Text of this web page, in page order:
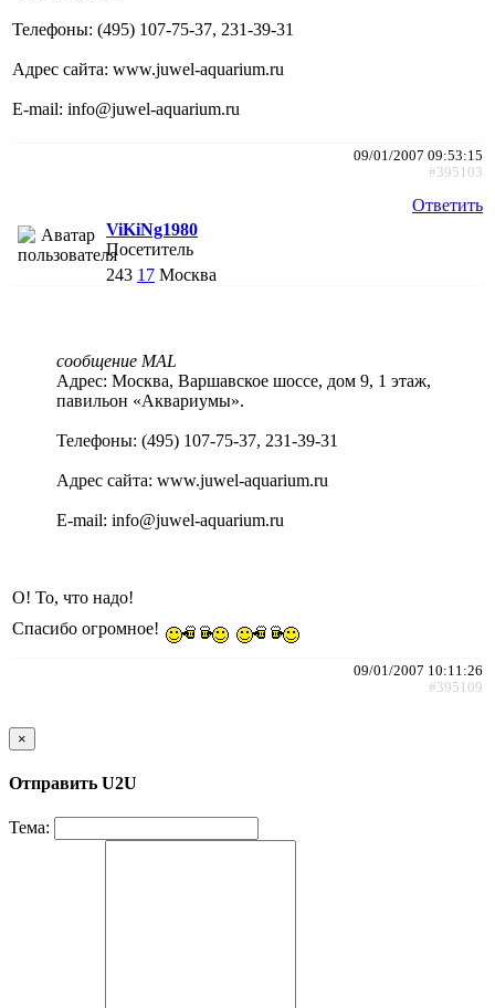
Телефоны: (495) 107-75-37, 231-39-31
Адрес сайта: www.juwel-aquarium.ru
E-mail: info@juwel-aquarium.ru
09/01/2007 09:53:15
#395103
Ответить
ViKiNg1980
Посетитель
243 17 Москва
сообщение MAL
Адрес: Москва, Варшавское шоссе, дом 9, 1 этаж,
павильон «Аквариумы».
Телефоны: (495) 107-75-37, 231-39-31
Адрес сайта: www.juwel-aquarium.ru
E-mail: info@juwel-aquarium.ru
О! То, что надо!
Спасибо огромное!
09/01/2007 10:11:26
#395109
×
Отправить U2U
Тема: